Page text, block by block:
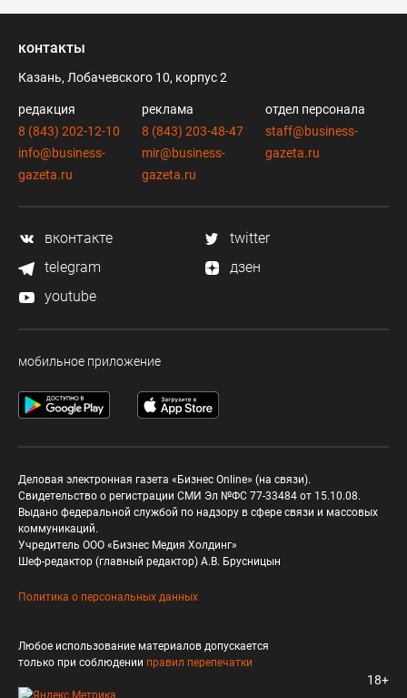
контакты
Казань, Лобачевского 10, корпус 2
редакция
8 (843) 202-12-10
info@business-
gazeta.ru
реклама
8 (843) 203-48-47
mir@business-
gazeta.ru
отдел персонала
staff@business-
gazeta.ru
вконтакте
twitter
telegram
дзен
youtube
мобильное приложение
Деловая электронная газета «Бизнес Online» (на связи).
Свидетельство о регистрации СМИ Эл №ФС 77-33484 от 15.10.08.
Выдано федеральной службой по надзору в сфере связи и массовых
коммуникаций.
Учредитель ООО «Бизнес Медия Холдинг»
Шеф-редактор (главный редактор) А.В. Брусницын
Политика о персональных данных
Любое использование материалов допускается
только при соблюдении правил перепечатки
18+